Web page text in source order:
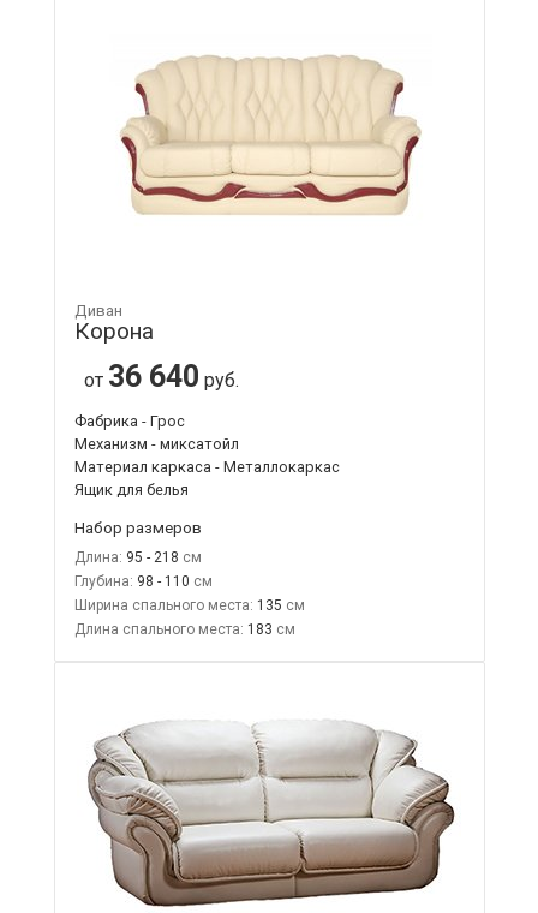
Диван
Корона
от 36 640 руб.
Фабрика - Грос
Механизм - миксатойл
Материал каркаса - Металлокаркас
Ящик для белья
Набор размеров
Длина: 95 - 218
Глубина: 98 - 110
Ширина спального места: 135
Длина спального места: 183